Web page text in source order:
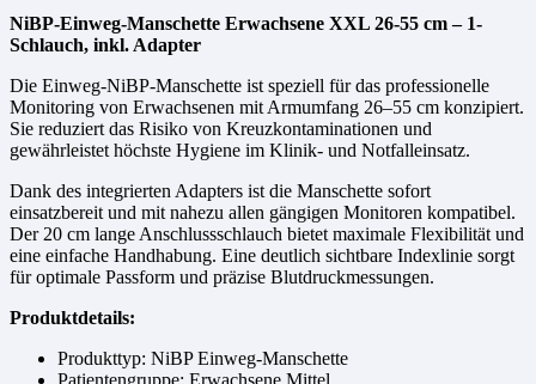
NiBP-Einweg-Manschette Erwachsene XXL 26-55 cm – 1-
Schlauch, inkl. Adapter
Die Einweg-NiBP-Manschette ist speziell für das professionelle
Monitoring von Erwachsenen mit Armumfang 26–55 cm konzipiert.
Sie reduziert das Risiko von Kreuzkontaminationen und
gewährleistet höchste Hygiene im Klinik- und Notfalleinsatz.
Dank des integrierten Adapters ist die Manschette sofort
einsatzbereit und mit nahezu allen gängigen Monitoren kompatibel.
Der 20 cm lange Anschlussschlauch bietet maximale Flexibilität und
eine einfache Handhabung. Eine deutlich sichtbare Indexlinie sorgt
für optimale Passform und präzise Blutdruckmessungen.
Produktdetails:
Produkttyp: NiBP Einweg-Manschette